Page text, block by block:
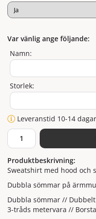
Var vänlig ange följande:
Namn:
Storlek:
Leveranstid 10-14 dagar
Produktbeskrivning:
Sweatshirt med hood och
Dubbla sömmar på
Dubbla sömmar //
3-tråds metervara //